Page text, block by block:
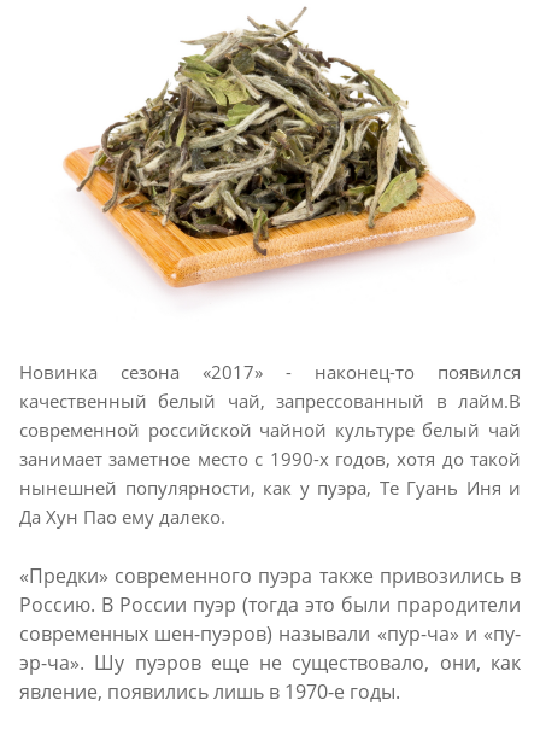
Новинка сезона «2017» - наконец-то появился
качественный белый чай, запрессованный в лайм.В
современной российской чайной культуре белый чай
занимает заметное место с 1990-х годов, хотя до такой
нынешней популярности, как у пуэра, Те Гуань Иня и
Да Хун Пао ему далеко.
«Предки» современного пуэра также привозились в
Россию. В России пуэр (тогда это были прародители
современных шен-пуэров) называли «пур-ча» и «пу-
эр-ча». Шу пуэров еще не существовало, они, как
явление, появились лишь в 1970-е годы.